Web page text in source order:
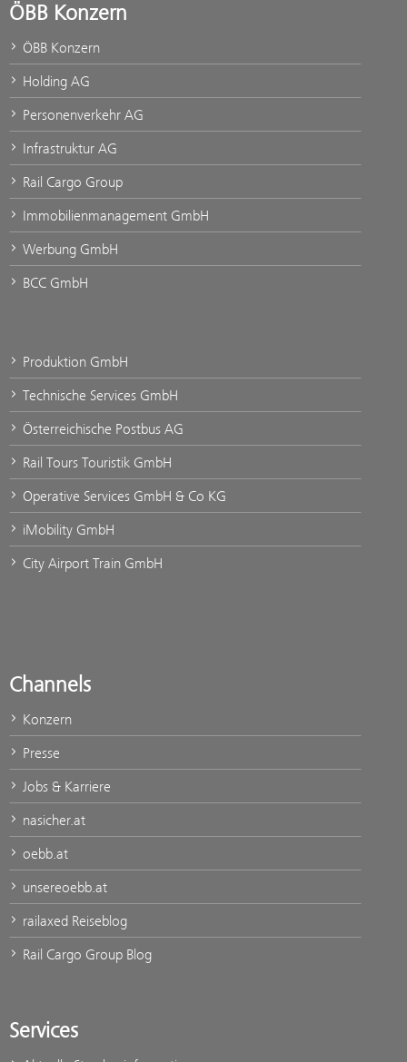
ÖBB Konzern
ÖBB Konzern
Holding AG
Personenverkehr AG
Infrastruktur AG
Rail Cargo Group
Immobilienmanagement GmbH
Werbung GmbH
BCC GmbH
Produktion GmbH
Technische Services GmbH
Österreichische Postbus AG
Rail Tours Touristik GmbH
Operative Services GmbH & Co KG
iMobility GmbH
City Airport Train GmbH
Channels
Konzern
Presse
Jobs & Karriere
nasicher.at
oebb.at
unsereoebb.at
railaxed Reiseblog
Rail Cargo Group Blog
Services